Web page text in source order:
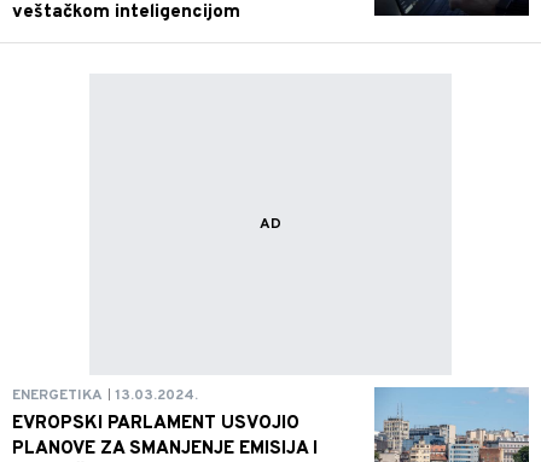
veštačkom inteligencijom
ENERGETIKA 13.03.2024.
EVROPSKI PARLAMENT USVOJIO
PLANOVE ZA SMANJENJE EMISIJA I